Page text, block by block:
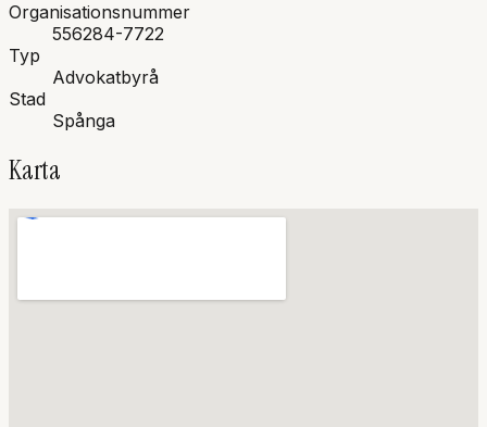
Organisationsnummer
556284-7722
Typ
Advokatbyrå
Stad
Spånga
Karta